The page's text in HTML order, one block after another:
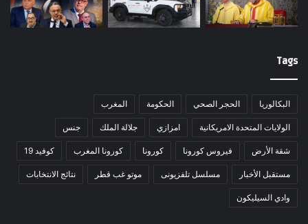
Tags
البكالوريا الحجر الصحي الحكومة المغرب
الولايات المتحدة الامريكانية امزازي جلالة الملك جنس
شقة الأرض فيروس كورونا كورونا كورونا المغرب كوفيد 19
مستقبل الأخبار مسلسل تلفزيونى موتو غب قطر نتائج الانتخابات
وادي السيليكون